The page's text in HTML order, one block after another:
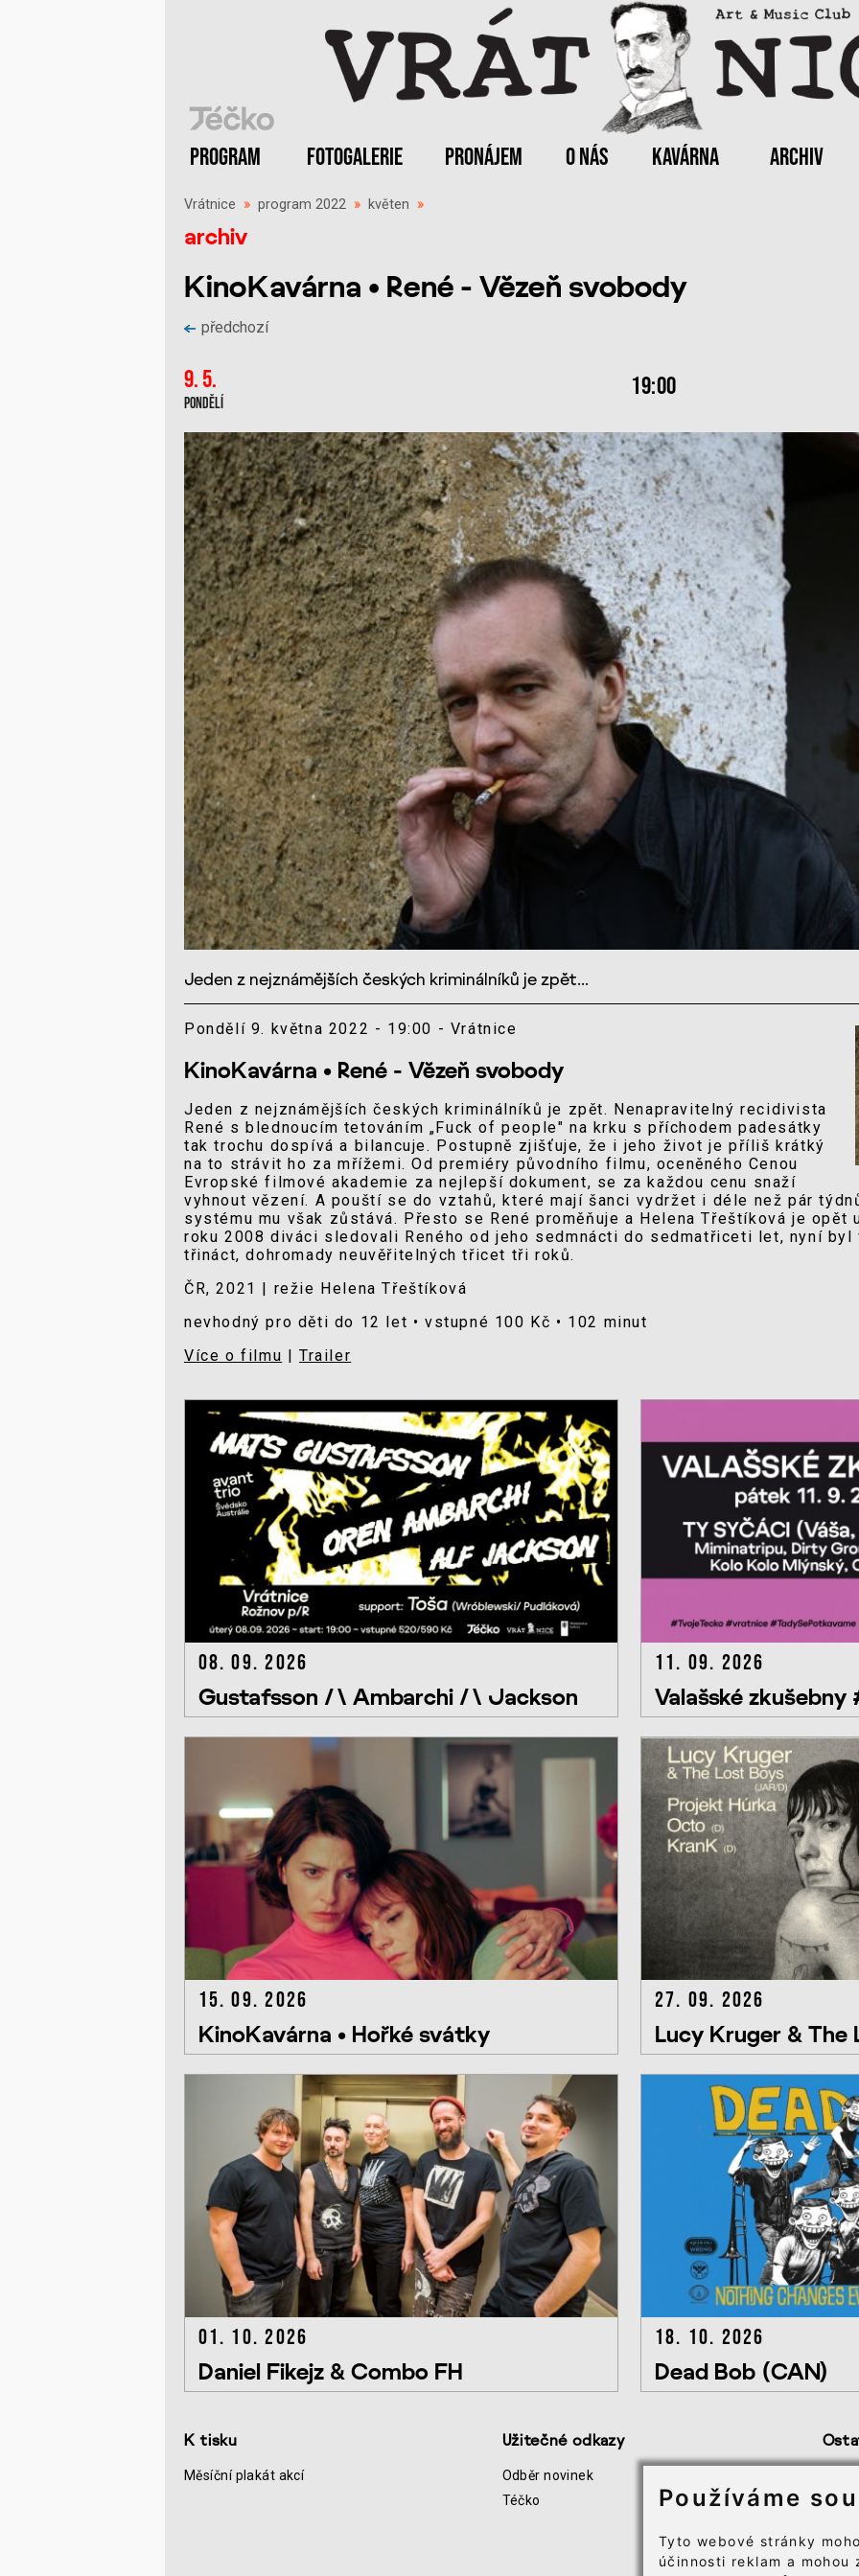
Používáme
Tyto webové stránky
účinnosti reklam a
PROGRAM FOTOGALERIE PRONÁJEM O NÁS KAVÁRNA ARCHIV
Vrátnice » program 2022 » květen »
archiv
KinoKavárna • René - Vězeň svobody
předchozí
9. 5.
Pondělí
19:00
Jeden z nejznámějších českých kriminálníků je zpět...
Pondělí 9. května 2022 - 19:00 - Vrátnice
KinoKavárna • René - Vězeň svobody
Jeden z nejznámějších českých kriminálníků je zpět. Nenapravitelný recidivista
René s blednoucím tetováním „Fuck of people" na krku s příchodem padesátky
tak trochu dospívá a bilancuje. Postupně zjišťuje, že i jeho život je příliš krátký
na to strávit ho za mřížemi. Od premiéry původního filmu, oceněného Cenou
Evropské filmové akademie za nejlepší dokument, se za každou cenu snaží
vyhnout vězení. A pouští se do vztahů, které mají šanci vydržet i déle než pár
systému mu však zůstává. Přesto se René proměňuje a Helena Třeštíková je opět
roku 2008 diváci sledovali Reného od jeho sedmnácti do sedmatřiceti let, nyní byl
třináct, dohromady neuvěřitelných třicet tři roků.
ČR, 2021 | režie Helena Třeštíková
nevhodný pro děti do 12 let • vstupné 100 Kč • 102 minut
Více o filmu |Trailer
08. 09. 2026
Gustafsson /\ Ambarchi /\ Jackson
11. 09. 2026
Valašské zkušebny
15. 09. 2026
KinoKavárna • Hořké svátky
27. 09. 2026
Lucy Kruger & The
01. 10. 2026
Daniel Fikejz & Combo FH
18. 10. 2026
Dead Bob (CAN)
K tisku
Měsíční plakát akcí
Užitečné odkazy
Odběr novinek
Téčko